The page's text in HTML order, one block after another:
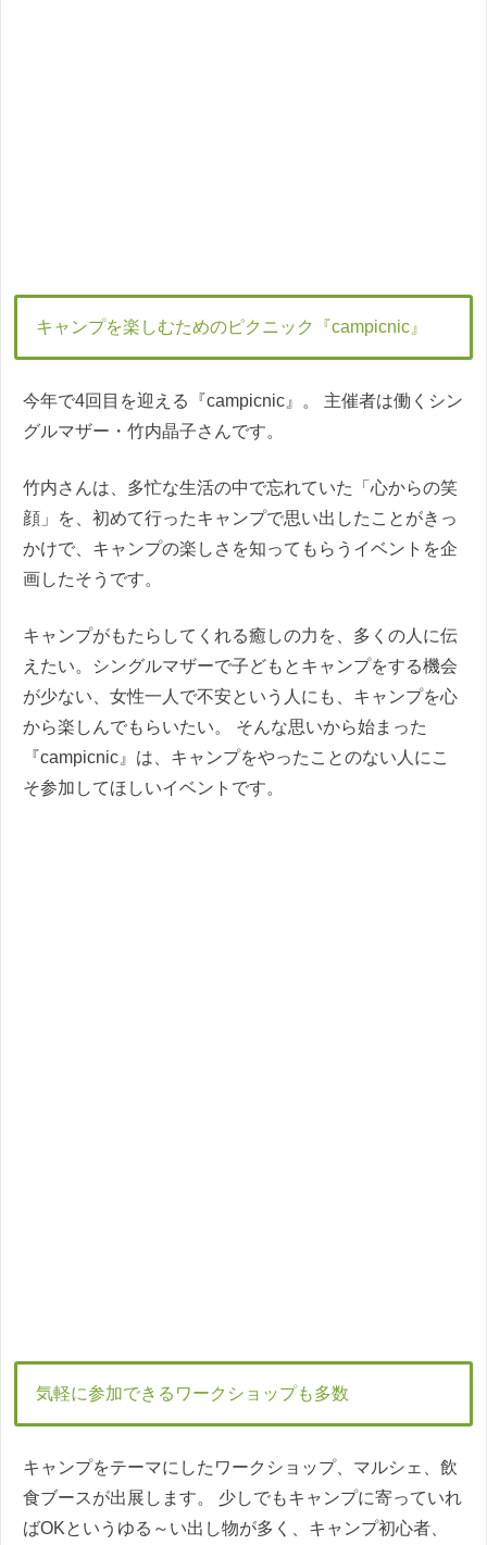
キャンプを楽しむためのピクニック『campicnic』
今年で4回目を迎える『campicnic』。 主催者は働くシン
グルマザー・竹内晶子さんです。
竹内さんは、多忙な生活の中で忘れていた「心からの笑
顔」を、初めて行ったキャンプで思い出したことがきっ
かけで、キャンプの楽しさを知ってもらうイベントを企
画したそうです。
キャンプがもたらしてくれる癒しの力を、多くの人に伝
えたい。シングルマザーで子どもとキャンプをする機会
が少ない、女性一人で不安という人にも、キャンプを心
から楽しんでもらいたい。 そんな思いから始まった
『campicnic』は、キャンプをやったことのない人にこ
そ参加してほしいイベントです。
気軽に参加できるワークショップも多数
キャンプをテーマにしたワークショップ、マルシェ、飲
食ブースが出展します。 少しでもキャンプに寄っていれ
ばOKというゆる～い出し物が多く、キャンプ初心者、